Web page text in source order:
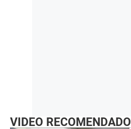
VIDEO RECOMENDADO